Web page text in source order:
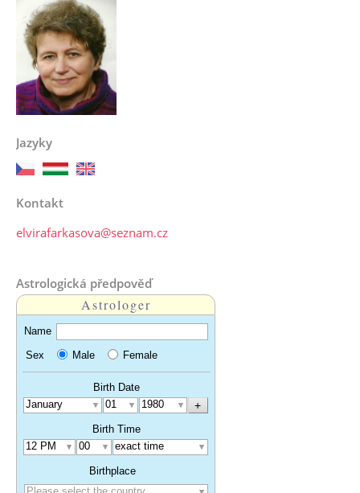
Jazyky
Kontakt
elvirafarkasova@seznam.cz
Astrologická předpověď